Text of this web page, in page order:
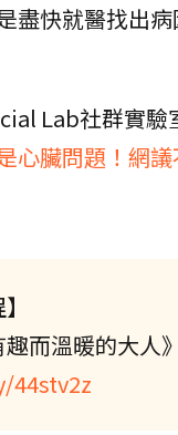
盡快就醫找出
Lab社群實驗
心臟問題！網
而溫暖的大人》